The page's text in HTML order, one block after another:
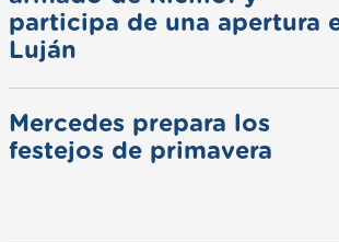
participa de una apertura
Luján
Mercedes prepara los
festejos de primavera